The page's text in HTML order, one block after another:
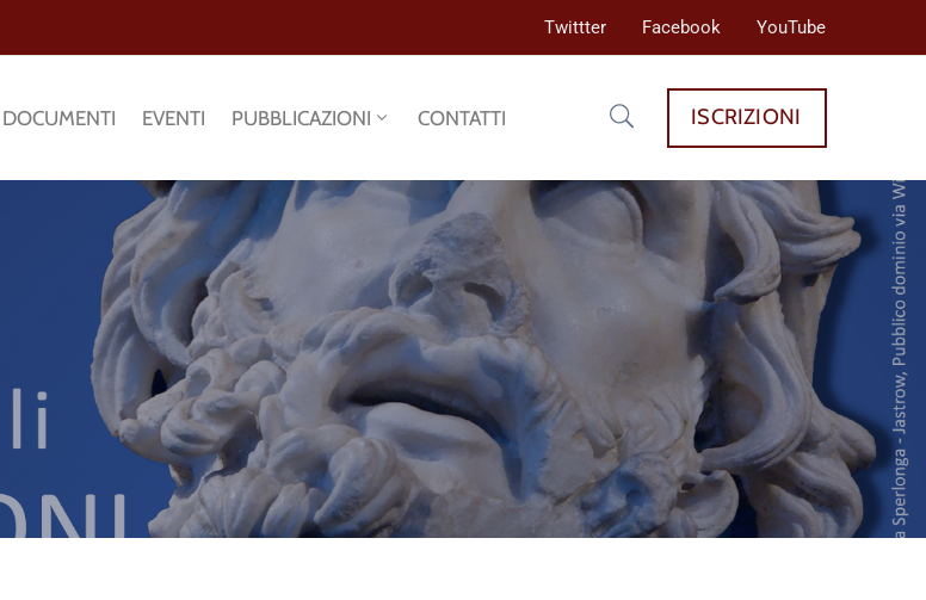
Twittter Facebook YouTube
DOCUMENTI EVENTI PUBBLICAZIONI CONTATTI ISCRIZIONI